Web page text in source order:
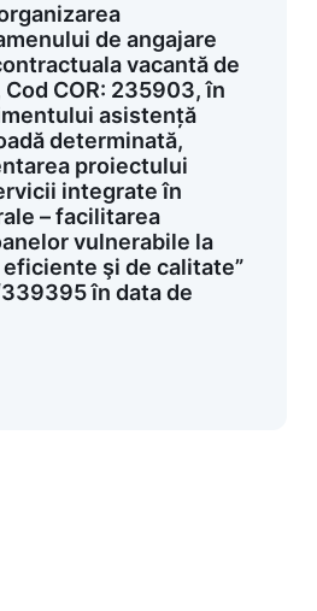
de angajare
vacantă de
COR: 235903, în
asistență
determinată,
proiectului
integrate în
– facilitarea
vulnerabile la
şi de calitate”
în data de